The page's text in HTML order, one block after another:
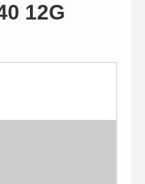
12G